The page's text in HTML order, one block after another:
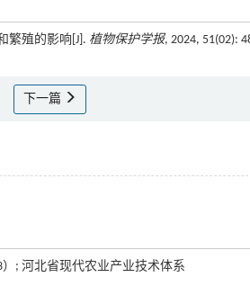
繁殖的影响[J]. 植物保护学报, 2024, 51(02):
下一篇
; 河北省现代农业产业技术体系